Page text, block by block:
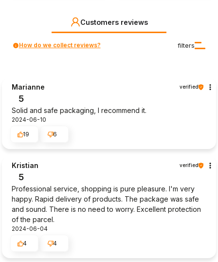
Customers reviews
filters
How do we collect reviews?
Marianne verified
5
Solid and safe packaging, I recommend it.
2024-06-10
19
6
Kristian verified
5
Professional service, shopping is pure pleasure. I'm very
happy. Rapid delivery of products. The package was safe
and sound. There is no need to worry. Excellent protection
of the parcel.
2024-06-04
4
4